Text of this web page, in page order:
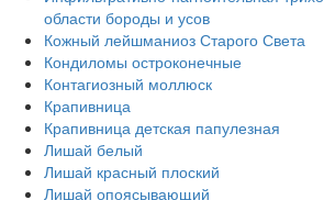
области бороды и усов
Кожный лейшманиоз Старого Света
Кондиломы остроконечные
Контагиозный моллюск
Крапивница
Крапивница детская папулезная
Лишай белый
Лишай красный плоский
Лишай опоясывающий